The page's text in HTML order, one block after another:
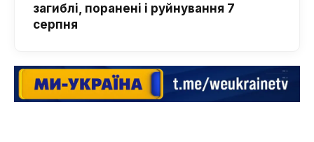
загиблі, поранені і руйнування 7
серпня